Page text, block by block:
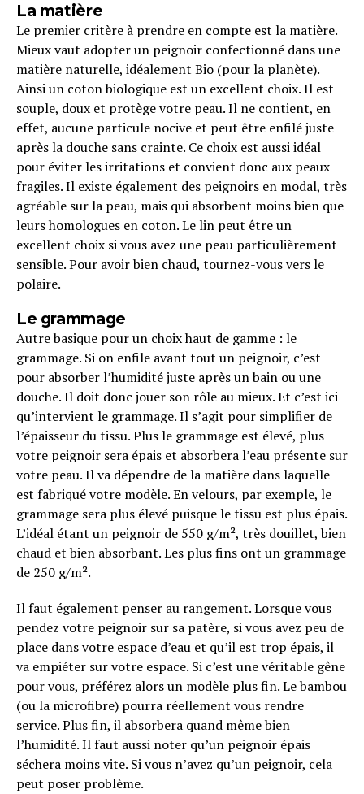
La matière
Le premier critère à prendre en compte est la matière.
Mieux vaut adopter un peignoir confectionné dans une
matière naturelle, idéalement Bio (pour la planète).
Ainsi un coton biologique est un excellent choix. Il est
souple, doux et protège votre peau. Il ne contient, en
effet, aucune particule nocive et peut être enfilé juste
après la douche sans crainte. Ce choix est aussi idéal
pour éviter les irritations et convient donc aux peaux
fragiles. Il existe également des peignoirs en modal, très
agréable sur la peau, mais qui absorbent moins bien que
leurs homologues en coton. Le lin peut être un
excellent choix si vous avez une peau particulièrement
sensible. Pour avoir bien chaud, tournez-vous vers le
polaire.
Le grammage
Autre basique pour un choix haut de gamme : le
grammage. Si on enfile avant tout un peignoir, c’est
pour absorber l’humidité juste après un bain ou une
douche. Il doit donc jouer son rôle au mieux. Et c’est ici
qu’intervient le grammage. Il s’agit pour simplifier de
l’épaisseur du tissu. Plus le grammage est élevé, plus
votre peignoir sera épais et absorbera l’eau présente sur
votre peau. Il va dépendre de la matière dans laquelle
est fabriqué votre modèle. En velours, par exemple, le
grammage sera plus élevé puisque le tissu est plus épais.
L’idéal étant un peignoir de 550 g/m², très douillet, bien
chaud et bien absorbant. Les plus fins ont un grammage
de 250 g/m².
Il faut également penser au rangement. Lorsque vous
pendez votre peignoir sur sa patère, si vous avez peu de
place dans votre espace d’eau et qu’il est trop épais, il
va empiéter sur votre espace. Si c’est une véritable gêne
pour vous, préférez alors un modèle plus fin. Le bambou
(ou la microfibre) pourra réellement vous rendre
service. Plus fin, il absorbera quand même bien
l’humidité. Il faut aussi noter qu’un peignoir épais
séchera moins vite. Si vous n’avez qu’un peignoir, cela
peut poser problème.